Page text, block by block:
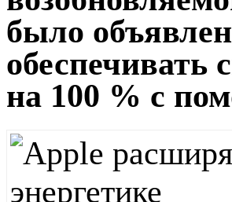
было
обеспечивать
на 100 % с